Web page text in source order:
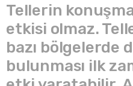
Tellerin
etkisi olmaz.
bazı bölgelerde
bulunması ilk